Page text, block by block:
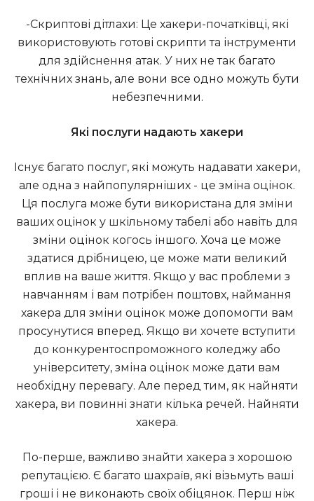
-Скриптові дітлахи: Це хакери-початківці, які
використовують готові скрипти та інструменти
для здійснення атак. У них не так багато
технічних знань, але вони все одно можуть бути
небезпечними.
Які послуги надають хакери
Існує багато послуг, які можуть надавати хакери,
але одна з найпопулярніших - це зміна оцінок.
Ця послуга може бути використана для зміни
ваших оцінок у шкільному табелі або навіть для
зміни оцінок когось іншого. Хоча це може
здатися дрібницею, це може мати великий
вплив на ваше життя. Якщо у вас проблеми з
навчанням і вам потрібен поштовх, наймання
хакера для зміни оцінок може допомогти вам
просунутися вперед. Якщо ви хочете вступити
до конкурентоспроможного коледжу або
університету, зміна оцінок може дати вам
необхідну перевагу. Але перед тим, як найняти
хакера, ви повинні знати кілька речей. Найняти
хакера.
По-перше, важливо знайти хакера з хорошою
репутацією. Є багато шахраїв, які візьмуть ваші
гроші і не виконають своїх обіцянок. Перш ніж